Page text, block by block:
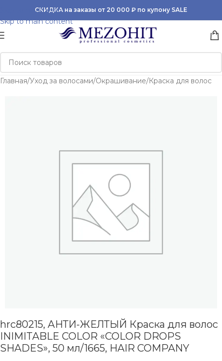
Skip to navigation
Skip to main content
СКИДКА на заказы от 20 000 ₽ по купону SALE
Главная/Уход за волосами/Окрашивание/Краска для волос
hrc80215, АНТИ-ЖЕЛТЫЙ Краска для волос
INIMITABLE COLOR «COLOR DROPS
SHADES», 50 мл/1665, HAIR COMPANY